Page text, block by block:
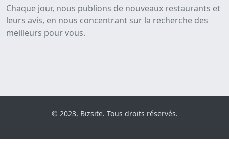
Chaque jour, nous publions de nouveaux restaurants et
leurs avis, en nous concentrant sur la recherche des
meilleurs pour vous.
© 2023, Bizsite. Tous droits réservés.